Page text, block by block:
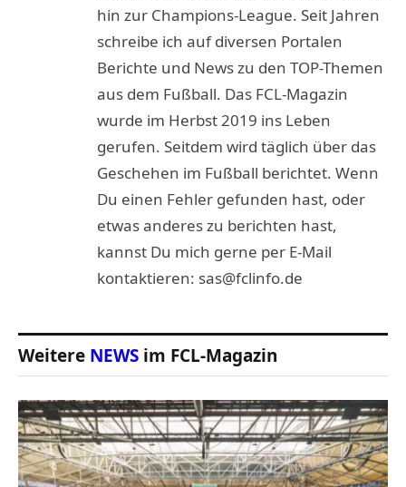
hin zur Champions-League. Seit Jahren
schreibe ich auf diversen Portalen
Berichte und News zu den TOP-Themen
aus dem Fußball. Das FCL-Magazin
wurde im Herbst 2019 ins Leben
gerufen. Seitdem wird täglich über das
Geschehen im Fußball berichtet. Wenn
Du einen Fehler gefunden hast, oder
etwas anderes zu berichten hast,
kannst Du mich gerne per E-Mail
kontaktieren: sas@fclinfo.de
Weitere NEWS im FCL-Magazin